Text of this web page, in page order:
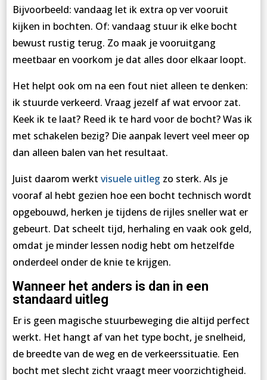
Bijvoorbeeld: vandaag let ik extra op ver vooruit
kijken in bochten. Of: vandaag stuur ik elke bocht
bewust rustig terug. Zo maak je vooruitgang
meetbaar en voorkom je dat alles door elkaar loopt.
Het helpt ook om na een fout niet alleen te denken:
ik stuurde verkeerd. Vraag jezelf af wat ervoor zat.
Keek ik te laat? Reed ik te hard voor de bocht? Was ik
met schakelen bezig? Die aanpak levert veel meer op
dan alleen balen van het resultaat.
Juist daarom werktvisuele uitleg zo sterk. Als je
vooraf al hebt gezien hoe een bocht technisch wordt
opgebouwd, herken je tijdens de rijles sneller wat er
gebeurt. Dat scheelt tijd, herhaling en vaak ook geld,
omdat je minder lessen nodig hebt om hetzelfde
onderdeel onder de knie te krijgen.
Wanneer het anders is dan in een
standaard uitleg
Er is geen magische stuurbeweging die altijd perfect
werkt. Het hangt af van het type bocht, je snelheid,
de breedte van de weg en de verkeerssituatie. Een
bocht met slecht zicht vraagt meer voorzichtigheid.